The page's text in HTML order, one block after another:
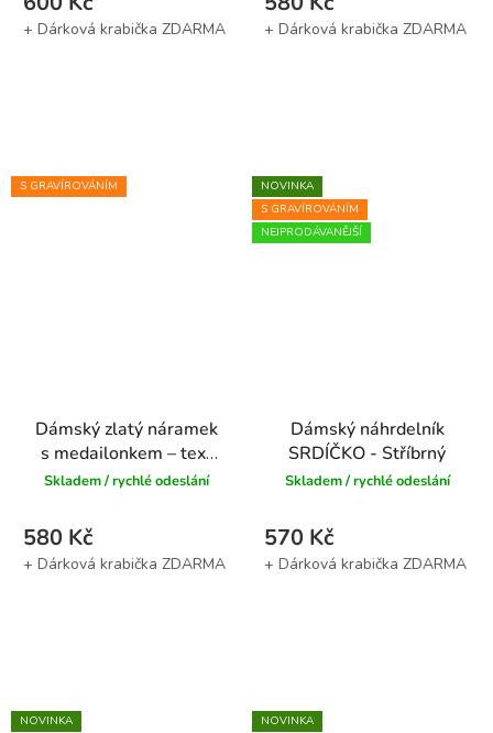
S GRAVÍROVÁNÍM
Dámský zlatý náramek
s medailonkem – text
na přání
Skladem / rychlé odeslání
580 Kč
NOVINKA
S GRAVÍROVÁNÍM
NEJPRODÁVANĚJŠÍ
Dámský náhrdelník
SRDÍČKO - Stříbrný
Skladem / rychlé odeslání
570 Kč
NOVINKA NOVINKA